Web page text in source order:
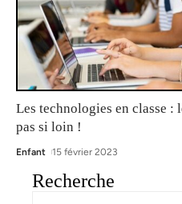
Les technologies en classe :
pas si loin !
Enfant 15 février 2023
Recherche